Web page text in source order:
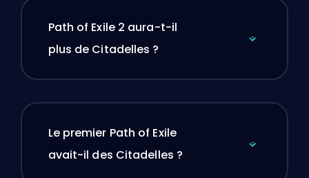
Path of Exile 2 aura-t-il
plus de Citadelles ?
Le premier Path of Exile
avait-il des Citadelles ?